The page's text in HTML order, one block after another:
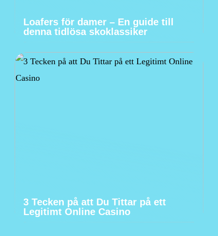
Loafers för damer – En guide till
denna tidlösa skoklassiker
3 Tecken på att Du Tittar på ett
Legitimt Online Casino